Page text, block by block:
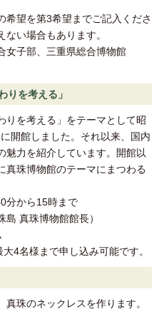
望を第3希望までご記入くださ
い場合もあります。
子部、三重県総合博物館
りを考える」
りを考える」をテーマとして昭
開館しました。それ以来、国内
魅力を紹介しています。開館以
真珠博物館のテーマにまつわる
分から15時まで
真珠博物館館長）
4名様まで申し込み可能です。
珠のネックレスを作ります。